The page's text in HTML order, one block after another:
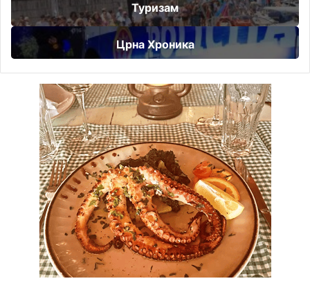
Туризам
Црна Хроника